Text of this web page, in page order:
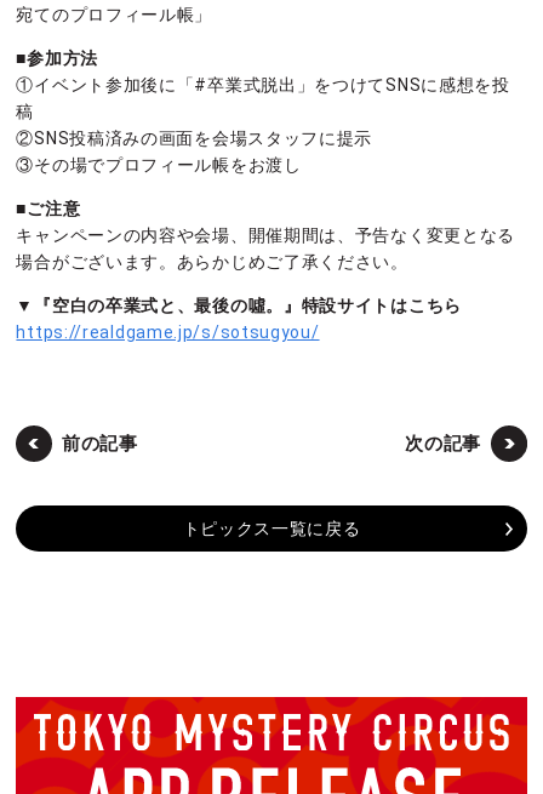
宛てのプロフィール帳」
■参加方法
①イベント参加後に「#卒業式脱出」をつけてSNSに感想を投
稿
②SNS投稿済みの画面を会場スタッフに提示
③その場でプロフィール帳をお渡し
■ご注意
キャンペーンの内容や会場、開催期間は、予告なく変更となる
場合がございます。あらかじめご了承ください。
▼『空白の卒業式と、最後の噓。』特設サイトはこちら
https://realdgame.jp/s/sotsugyou/
前の記事 次の記事
トピックス一覧に戻る